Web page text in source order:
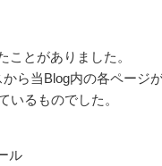
とがありました。
ら当Blog内の各ページ
いるものでした。
ル